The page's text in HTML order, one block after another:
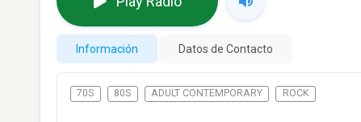
Información Datos de Contacto
70S 80S ADULT CONTEMPORARY ROCK